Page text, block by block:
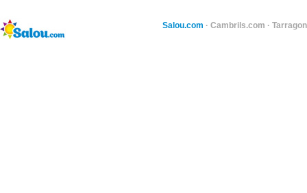
Salou.com · Cambrils.com ·